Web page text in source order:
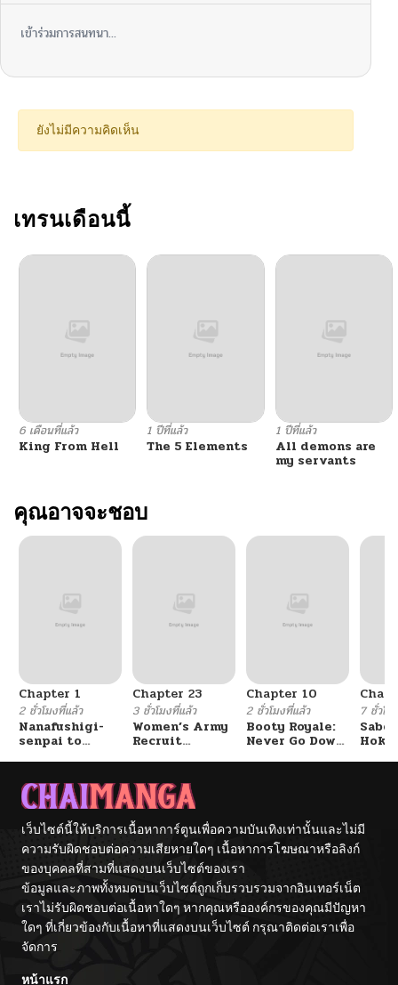
เข้าร่วมการสนทนา...
ยังไม่มีความคิดเห็น
เทรนเดือนนี้
6 เดือนที่แล้ว
King From Hell
1 ปีที่แล้ว
The 5 Elements
1 ปีที่แล้ว
All demons are
my servants
คุณอาจจะชอบ
Chapter 1
2 ชั่วโมงที่แล้ว
Nanafushigi-
senpai to
Chapter 23
3 ชั่วโมงที่แล้ว
Women’s Army
Recruit
Chapter 10
2 ชั่วโมงที่แล้ว
Booty Royale:
Never Go Down
7 ชั่วโม
เว็บไซต์นี้ให้บริการเนื้อหาการ์ตูนเพื่อความบันเทิงเท่านั้นและไม่มี
ความรับผิดชอบต่อความเสียหายใดๆ เนื้อหาการโฆษณาหรือลิงก์
ของบุคคลที่สามที่แสดงบนเว็บไซต์ของเรา
ข้อมูลและภาพทั้งหมดบนเว็บไซต์ถูกเก็บรวบรวมจากอินเทอร์เน็ต
เราไม่รับผิดชอบต่อเนื้อหาใดๆ หากคุณหรือองค์กรของคุณมีปัญหา
ใดๆ ที่เกี่ยวข้องกับเนื้อหาที่แสดงบนเว็บไซต์ กรุณาติดต่อเราเพื่อ
จัดการ
หน้าแรก